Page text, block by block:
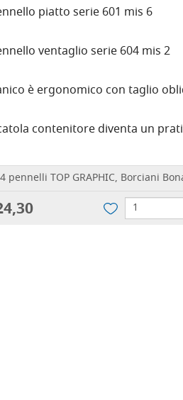
piatto serie 601 mis 6
ventaglio serie 604 mis 2
è ergonomico con taglio
contenitore diventa un
pennelli TOP GRAPHIC, Borciani